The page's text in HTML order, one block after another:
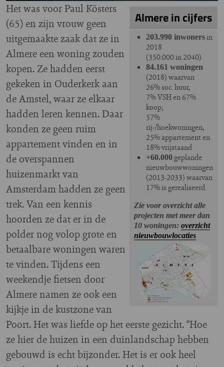
Almere in cijfers
203.990 inwonersin
2018
(350.000 in 2040)
84.161 woningen
(2018) waarvan
26% soc. huur,
7% VSH en 67%
koop;
57%
rij-/hoekwoningen,
25% appartement en
18% vrijstaand
+60.000 geplande
nieuwbouwwoningen
(2013-2033) waarvan
17% is gerealiseerd.
Zie voor overzicht alle
projecten met meer dan
10 woningen: overzicht
nieuwbouwlocaties
Het was voor Paul Kösters
(65) en zijn vrouw geen
uitgemaakte zaak dat ze in
Almere een woning zouden
kopen. Ze hadden eerst
gekeken in Ouderkerk aan
de Amstel, waar ze elkaar
hadden leren kennen. Daar
konden ze geen ruim
appartement vinden en in
de overspannen
huizenmarkt van
Amsterdam hadden ze geen
trek. Van een kennis
hoorden ze dat er in de
polder nog volop grote en
betaalbare woningen waren
te vinden. Tijdens een
weekendje fietsen door
Almere namen ze ook een
kijkje in de kustzone van
Poort. Het was liefde op het eerste gezicht. “Hoe
ze hier de huizen in een duinlandschap hebben
gebouwd is echt bijzonder. Het is er ook heel